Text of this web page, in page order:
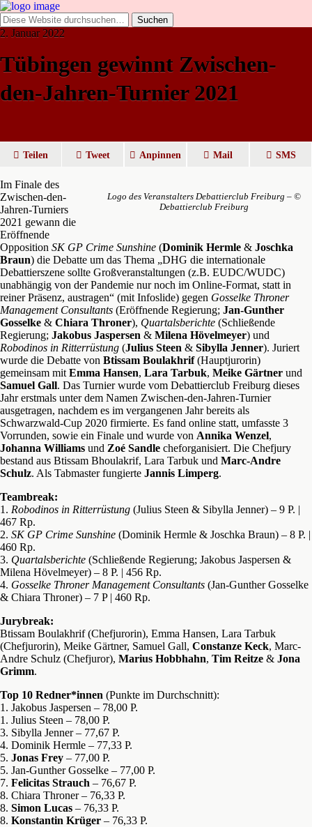
2. Januar 2022
Tübingen gewinnt Zwischen-
den-Jahren-Turnier 2021
Teilen Tweet Anpinnen Mail SMS
Logo des Veranstalters Debattierclub Freiburg – ©
Debattierclub Freiburg
Im Finale des
Zwischen-den-
Jahren-Turniers
2021 gewann die
Eröffnende
Opposition SK GP Crime Sunshine (Dominik Hermle & Joschka
Braun) die Debatte um das Thema „DHG die internationale
Debattierszene sollte Großveranstaltungen (z.B. EUDC/WUDC)
unabhängig von der Pandemie nur noch im Online-Format, statt in
reiner Präsenz, austragen“ (mit Infoslide) gegen Gosselke Throner
Management Consultants (Eröffnende Regierung; Jan-Gunther
Gosselke & Chiara Throner), Quartalsberichte (Schließende
Regierung; Jakobus Jaspersen & Milena Hövelmeyer) und
Robodinos in Ritterrüstung (Julius Steen & Sibylla Jenner). Juriert
wurde die Debatte von Btissam Boulakhrif(Hauptjurorin)
gemeinsam mit Emma Hansen, Lara Tarbuk, Meike Gärtner und
Samuel Gall. Das Turnier wurde vom Debattierclub Freiburg dieses
Jahr erstmals unter dem Namen Zwischen-den-Jahren-Turnier
ausgetragen, nachdem es im vergangenen Jahr bereits als
Schwarzwald-Cup 2020 firmierte. Es fand online statt, umfasste 3
Vorrunden, sowie ein Finale und wurde von Annika Wenzel,
Johanna Williams und Zoé Sandle cheforganisiert. Die Chefjury
bestand aus Btissam Bhoulakrif, Lara Tarbuk und Marc-Andre
Schulz. Als Tabmaster fungierte Jannis Limperg.
Teambreak:
1. Robodinos in Ritterrüstung (Julius Steen & Sibylla Jenner) – 9 P. |
467 Rp.
2. SK GP Crime Sunshine (Dominik Hermle & Joschka Braun) – 8 P. |
460 Rp.
3. Quartalsberichte (Schließende Regierung; Jakobus Jaspersen &
Milena Hövelmeyer) – 8 P. | 456 Rp.
4. Gosselke Throner Management Consultants (Jan-Gunther Gosselke
& Chiara Throner) – 7 P | 460 Rp.
Jurybreak:
Btissam Boulakhrif (Chefjurorin), Emma Hansen, Lara Tarbuk
(Chefjurorin), Meike Gärtner, Samuel Gall, Constanze Keck, Marc-
Andre Schulz (Chefjuror), Marius Hobbhahn, Tim Reitze & Jona
Grimm.
Top 10 Redner*innen (Punkte im Durchschnitt):
1. Jakobus Jaspersen – 78,00 P.
1. Julius Steen – 78,00 P.
3. Sibylla Jenner – 77,67 P.
4. Dominik Hermle – 77,33 P.
5. Jonas Frey – 77,00 P.
5. Jan-Gunther Gosselke – 77,00 P.
7. Felicitas Strauch – 76,67 P.
8. Chiara Throner – 76,33 P.
8. Simon Lucas – 76,33 P.
8. Konstantin Krüger – 76,33 P.